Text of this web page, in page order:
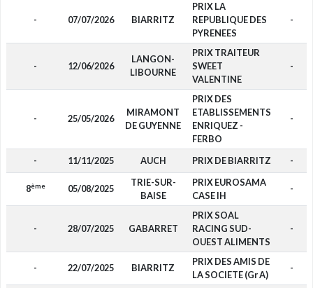
- 07/07/2026 BIARRITZ
PRIX LA
REPUBLIQUE DES
PYRENEES
-
- 12/06/2026
LANGON-
LIBOURNE
PRIX TRAITEUR
SWEET
VALENTINE
-
- 25/05/2026
MIRAMONT
DE GUYENNE
PRIX DES
ETABLISSEMENTS
ENRIQUEZ -
FERBO
-
- 11/11/2025 AUCH PRIX DE BIARRITZ -
8ème 05/08/2025
TRIE-SUR-
BAISE
PRIX EUROSAMA
CASE IH
-
- 28/07/2025 GABARRET
PRIX SOAL
RACING SUD-
OUEST ALIMENTS
-
- 22/07/2025 BIARRITZ
PRIX DES AMIS DE
LA SOCIETE (Gr A)
-